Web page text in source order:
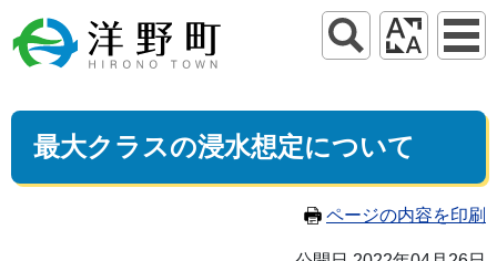
最大クラスの浸水想定について
ページの内容を印刷